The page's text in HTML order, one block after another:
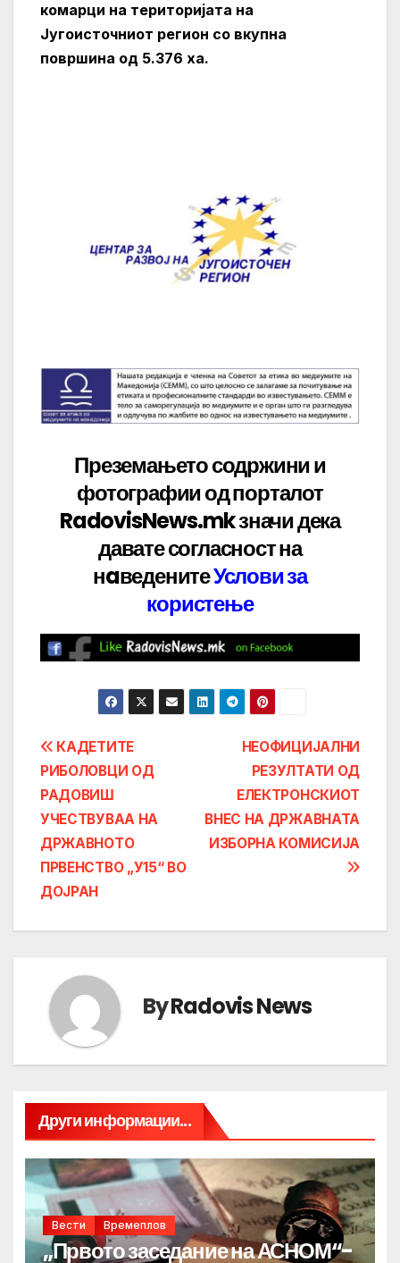
комарци на територијата на
Југоисточниот регион со вкупна
површина од 5.376 ха.
Преземањето содржини и
фотографии од порталот
RadovisNews.mk значи дека
даватесогласност на
нaведенитеУслови за
користење
Post
navigation
НЕОФИЦИЈАЛНИ
РЕЗУЛТАТИ ОД
ЕЛЕКТРОНСКИОТ
ВНЕС НА ДРЖАВНАТА
ИЗБОРНА КОМИСИЈА
КАДЕТИТЕ
РИБОЛОВЦИ ОД
РАДОВИШ
УЧЕСТВУВАА НА
ДРЖАВНОТО
ПРВЕНСТВО „У15“ ВО
ДОЈРАН
ByRadovis News
Други информации...
Вести Времеплов
„Првото заседание на АСНОМ“-